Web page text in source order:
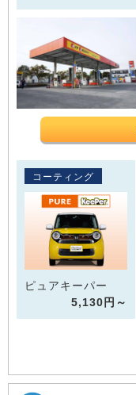
コーティング
ピュアキーパー
5,130円～